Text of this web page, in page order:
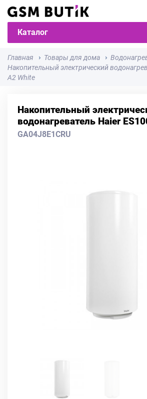
Каталог
Главная Товары для дома
Накопительный электрический
A2 White
Накопительный
водонагреватель Haier
GA04J8E1CRU